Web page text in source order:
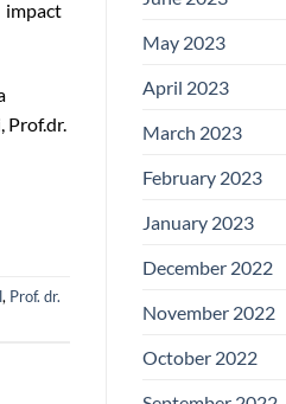
impact
Prof.dr.
, Prof. dr.
May 2023
April 2023
March 2023
February 2023
January 2023
December 2022
November 2022
October 2022